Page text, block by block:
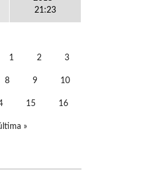
21:23
1 2 3
8 9 10
15 16
»